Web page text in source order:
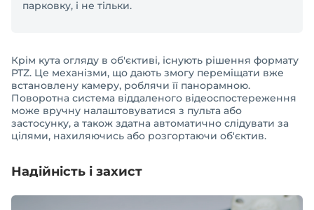
парковку, і не тільки.
Крім кута огляду в об'єктиві, існують рішення формату
PTZ. Це механізми, що дають змогу переміщати вже
встановлену камеру, роблячи її панорамною.
Поворотна система віддаленого відеоспостереження
може вручну налаштовуватися з пульта або
застосунку, а також здатна автоматично слідувати за
цілями, нахиляючись або розгортаючи об'єктив.
Надійність і захист